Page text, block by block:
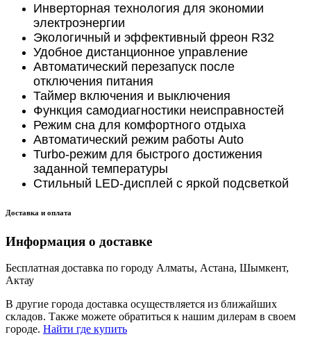
Инверторная технология для экономии
электроэнергии
Экологичный и эффективный фреон R32
Удобное дистанционное управление
Автоматический перезапуск после
отключения питания
Таймер включения и выключения
Функция самодиагностики неисправностей
Режим сна для комфортного отдыха
Автоматический режим работы Auto
Turbo-режим для быстрого достижения
заданной температуры
Стильный LED-дисплей с яркой подсветкой
Доставка и оплата
Информация о доставке
Бесплатная доставка по городу Алматы, Астана, Шымкент,
Актау
В другие города доставка осуществляется из ближайших
складов. Также можете обратиться к нашим дилерам в своем
городе. Найти где купить